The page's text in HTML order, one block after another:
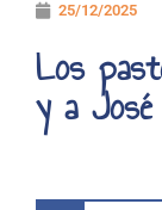
25/12/2025
Los
y a José